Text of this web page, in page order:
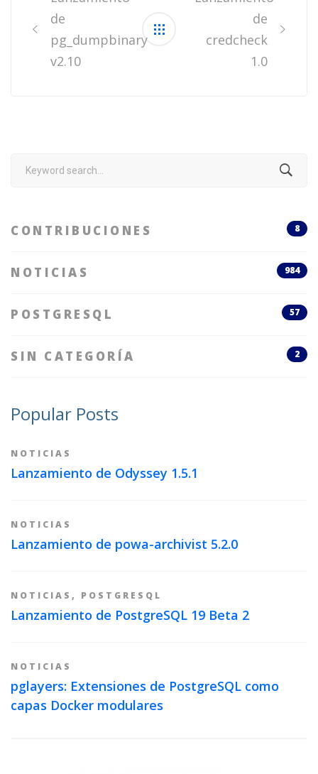
de
pg_dumpbinary
v2.10
de
credcheck
1.0
CONTRIBUCIONES 8
NOTICIAS 984
POSTGRESQL 57
SIN CATEGORÍA 2
Popular Posts
NOTICIAS
Lanzamiento de Odyssey 1.5.1
NOTICIAS
Lanzamiento de powa-archivist 5.2.0
NOTICIAS , POSTGRESQL
Lanzamiento de PostgreSQL 19 Beta 2
NOTICIAS
pglayers: Extensiones de PostgreSQL como
capas Docker modulares